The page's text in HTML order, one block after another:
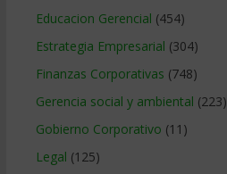
Educacion Gerencial (454)
Estrategia Empresarial (304)
Finanzas Corporativas (748)
Gerencia social y ambiental (223)
Gobierno Corporativo (11)
Legal (125)